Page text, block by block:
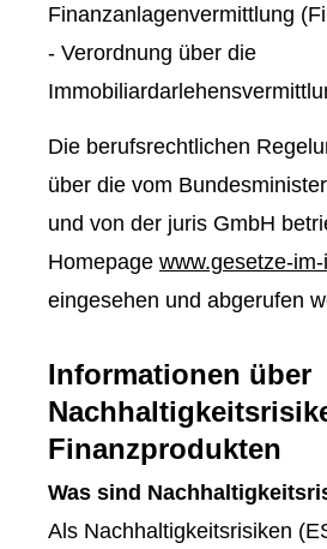
Finanzanlagenvermittlung
- Verordnung über die
Die berufsrechtlichen
über die vom
und von der juris GmbH
Homepage www.gesetze-
eingesehen und abgerufen
Informationen über
Finanzprodukten
Was sind
Als Nachhaltigkeitsrisiken